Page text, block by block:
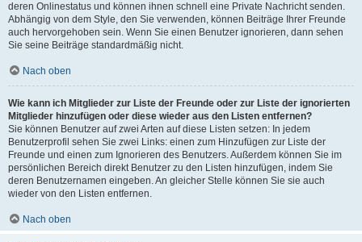
deren Onlinestatus und können ihnen schnell eine Private Nachricht senden.
Abhängig von dem Style, den Sie verwenden, können Beiträge Ihrer Freunde
auch hervorgehoben sein. Wenn Sie einen Benutzer ignorieren, dann sehen
Sie seine Beiträge standardmäßig nicht.
Nach oben
Wie kann ich Mitglieder zur Liste der Freunde oder zur Liste der ignorierten
Mitglieder hinzufügen oder diese wieder aus den Listen entfernen?
Sie können Benutzer auf zwei Arten auf diese Listen setzen: In jedem
Benutzerprofil sehen Sie zwei Links: einen zum Hinzufügen zur Liste der
Freunde und einen zum Ignorieren des Benutzers. Außerdem können Sie im
persönlichen Bereich direkt Benutzer zu den Listen hinzufügen, indem Sie
deren Benutzernamen eingeben. An gleicher Stelle können Sie sie auch
wieder von den Listen entfernen.
Nach oben